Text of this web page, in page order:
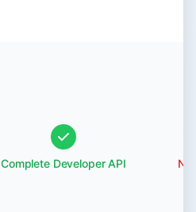
Complete Developer API